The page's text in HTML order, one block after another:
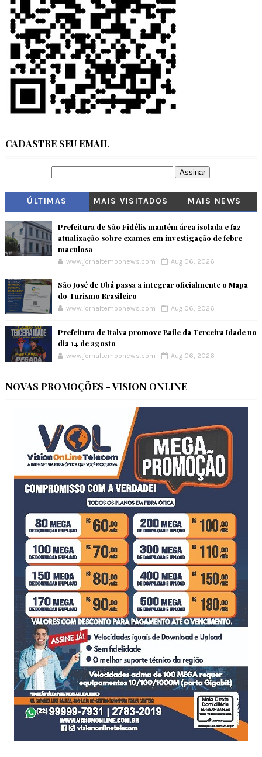
CADASTRE SEU EMAIL
ÚLTIMAS MAIS VISITADOS MAIS NEWS
Prefeitura de São Fidélis mantém área isolada e faz
atualização sobre exames em investigação de febre
maculosa
www.jornaltemponews.com Aug 06, 2026
São José de Ubá passa a integrar oficialmente o Mapa
do Turismo Brasileiro
www.jornaltemponews.com Aug 06, 2026
Prefeitura de Italva promove Baile da Terceira Idade no
dia 14 de agosto
www.jornaltemponews.com Aug 06, 2026
NOVAS PROMOÇÕES - VISION ONLINE